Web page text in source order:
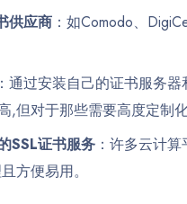
供应商 ：如Comodo、
通过安装自己的证书服务
,但对于那些需要高度定制
SSL证书服务 ：许多云计
方便易用。